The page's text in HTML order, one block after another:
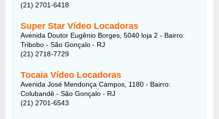
(21) 2701-6418
Super Star Vídeo Locadoras
Avenida Doutor Eugênio Borges, 5040 loja 2 - Bairro:
Tribobo - São Gonçalo - RJ
(21) 2718-7729
Tocaia Vídeo Locadoras
Avenida José Mendonça Campos, 1180 - Bairro:
Colubandê - São Gonçalo - RJ
(21) 2701-6543